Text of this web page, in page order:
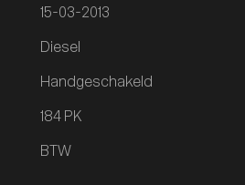
15-03-2013
Diesel
Handgeschakeld
184 PK
BTW